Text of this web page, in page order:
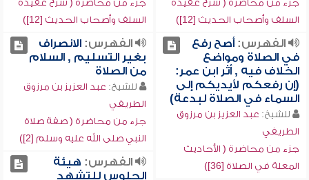
جزء من محاضرة ( شرح عقيدة
السلف وأصحاب الحديث [12])
جزء من محاضرة ( شرح عقيدة
السلف وأصحاب الحديث [12])
الفهرس:أصح رفع
في الصلاة ومواضع
الخلاف فيه , أثر ابن عمر:
(إن رفعكم لأيديكم إلى
السماء في الصلاة لبدعة)
للشيخ: عبد العزيز بن مرزوق
الطريفي
جزء من محاضرة ( الأحاديث
المعلة في الصلاة [36])
الفهرس:الانصراف
بغير التسليم , السلام
من الصلاة
للشيخ: عبد العزيز بن مرزوق
الطريفي
جزء من محاضرة ( صفة صلاة
النبي صلى الله عليه وسلم [2])
الفهرس: هيئة
الجلوس للتشهد